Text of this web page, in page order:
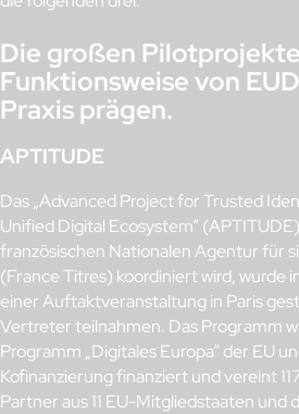
Die großen
Funktionsweise von
Praxis prägen.
APTITUDE
Das „Advanced Project for Trusted
Unified Digital Ecosystem“
französischen Nationalen Agentur für
(France Titres) koordiniert wird,
einer Auftaktveranstaltung in Paris
Vertreter teilnahmen. Das Programm
Programm „Digitales Europa” der EU
Kofinanzierung finanziert und vereint
Partner aus 11 EU-Mitgliedstaaten und